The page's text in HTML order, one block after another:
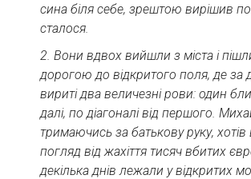
сина біля себе, зрештою вирішив
сталося.
2. Вони вдвох вийшли з міста і
дорогою до відкритого поля, де за
вириті два величезні рови: один
далі, по діагоналі від першого.
тримаючись за батькову руку, хотів
погляд від жахіття тисяч вбитих
декілька днів лежали у відкритих